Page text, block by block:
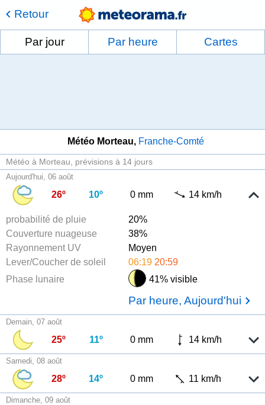
Retour
Par jour Par heure Cartes
Météo Morteau Franche-Comté
Météo à Morteau prévisions à 14 jours
Aujourd'hui, 06 août
26º 10º 0 mm 14 km/h
probabilité de pluie
20%
Couverture nuageuse
38%
Rayonnement UV
Moyen
Lever/Coucher de soleil
06:19 20:59
Phase lunaire
41% visible
Par heure, Aujourd'hui
Demain, 07 août
25º 11º 0 mm 14 km/h
Samedi, 08 août
28º 14º 0 mm 11 km/h
Dimanche, 09 août